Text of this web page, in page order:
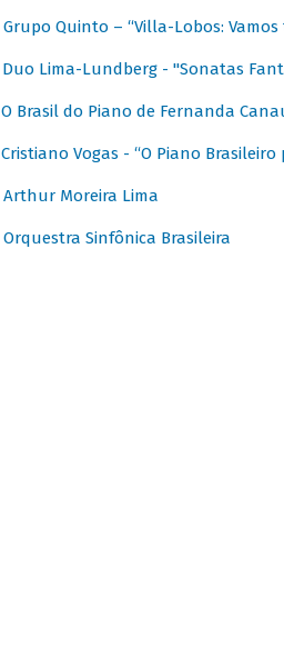
Grupo Quinto – “Villa-Lobos: Vamos
Duo Lima-Lundberg - "Sonatas
O Brasil do Piano de Fernanda
Cristiano Vogas - “O Piano
Arthur Moreira Lima
Orquestra Sinfônica Brasileira